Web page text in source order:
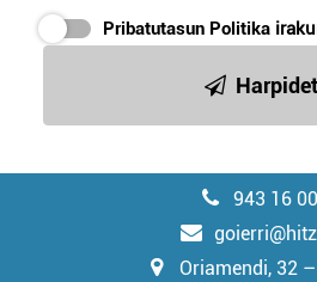
Pribatutasun Politika
943 16
Oriamendi, 32 –